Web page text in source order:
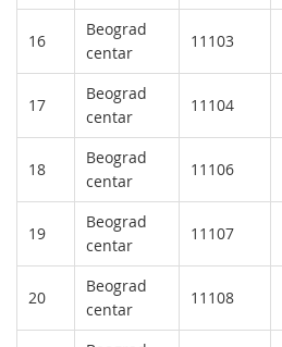
16
Beograd
centar
11103
17
Beograd
centar
11104
18
Beograd
centar
11106
19
Beograd
centar
11107
20
Beograd
centar
11108